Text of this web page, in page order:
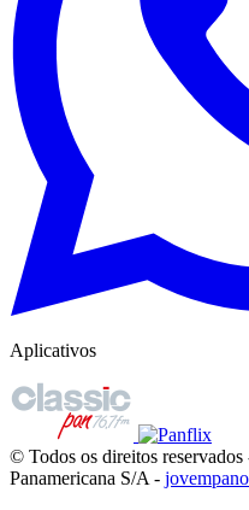
Aplicativos
© Todos os direitos
Panamericana S/A -